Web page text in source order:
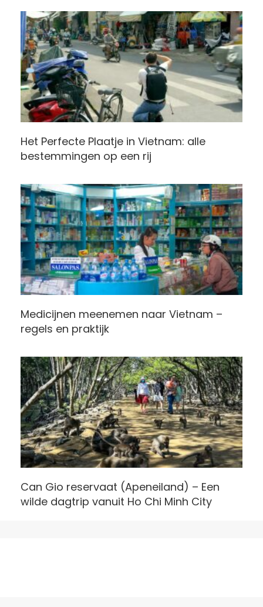
Het Perfecte Plaatje in Vietnam: alle
bestemmingen op een rij
Medicijnen meenemen naar Vietnam –
regels en praktijk
Can Gio reservaat (Apeneiland) – Een
wilde dagtrip vanuit Ho Chi Minh City